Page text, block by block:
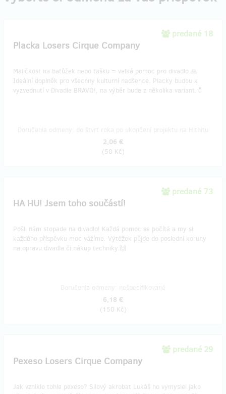
predané 18
Placka Losers Cirque Company
Maličkost na batůžek nebo tašku = velká pomoc pro divadlo.🙏
Ideální doplněk pro všechny kulturní nadšence. Placky budou k
vyzvednutí v Divadle BRAVO!, na výběr bude z několika variant.🧷
2,06 €
(50 Kč)
predané 73
HA HU! Jsem toho součástí!
Pošli nám stopade na divadlo! Každá pomoc se počítá a my si
každého příspěvku moc vážíme. Výtěžek půjde do poslední koruny
na opravu divadla či nákup techniky.🙌
6,18 €
(150 Kč)
predané 29
Pexeso Losers Cirque Company
Jak vzniklo tohle pexeso? Silový akrobat Lukáš ho vymyslel jako